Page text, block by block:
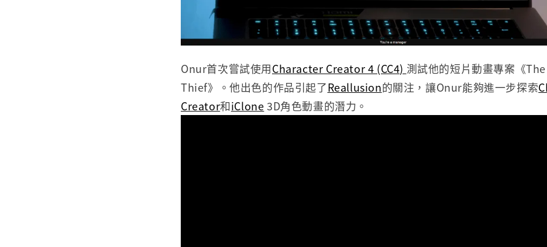
Onur首次嘗試使用Character Creator 4 (CC4) 測試他的短片動畫專案《
Thief》。他出色的作品引起了Reallusion的關注，讓Onur能夠進一步探索
Creator和iClone3D角色動畫的潛力。